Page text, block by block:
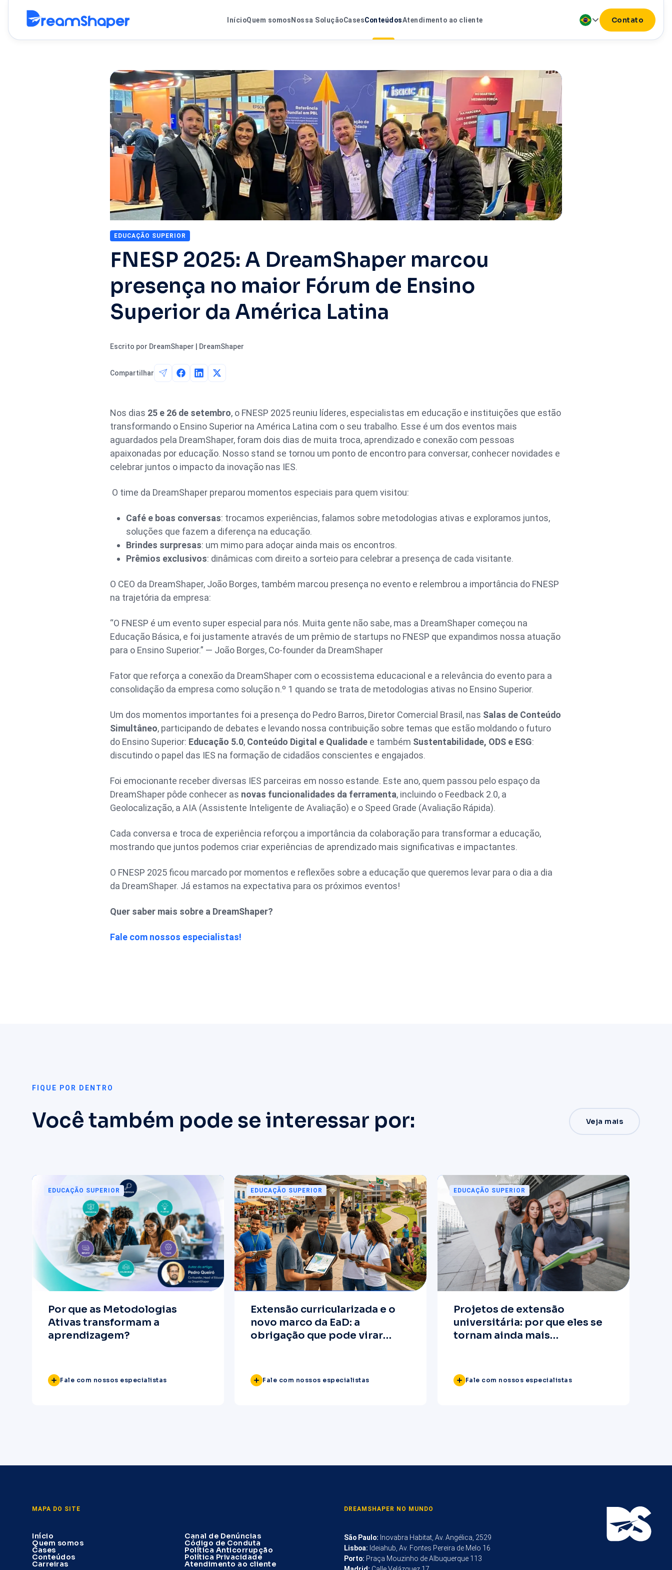
InícioQuem somosNossa SoluçãoCasesConteúdosAtendimento ao cliente Contato
EDUCAÇÃO SUPERIOR
FNESP 2025: A DreamShaper marcou
presença no maior Fórum de Ensino
Superior da América Latina
Escrito por DreamShaper | DreamShaper
Compartilhar
Nos dias 25 e 26 de setembro, o FNESP 2025 reuniu líderes, especialistas em educação e instituições que estão
transformando o Ensino Superior na América Latina com o seu trabalho. Esse é um dos eventos mais
aguardados pela DreamShaper, foram dois dias de muita troca, aprendizado e conexão com pessoas
apaixonadas por educação. Nosso stand se tornou um ponto de encontro para conversar, conhecer novidades e
celebrar juntos o impacto da inovação nas IES.
O time da DreamShaper preparou momentos especiais para quem visitou:
Café e boas conversas: trocamos experiências, falamos sobre metodologias ativas e exploramos juntos,
soluções que fazem a diferença na educação.
Brindes surpresas: um mimo para adoçar ainda mais os encontros.
Prêmios exclusivos: dinâmicas com direito a sorteio para celebrar a presença de cada visitante.
O CEO da DreamShaper, João Borges, também marcou presença no evento e relembrou a importância do FNESP
na trajetória da empresa:
“O FNESP é um evento super especial para nós. Muita gente não sabe, mas a DreamShaper começou na
Educação Básica, e foi justamente através de um prêmio de startups no FNESP que expandimos nossa atuação
para o Ensino Superior.” — João Borges, Co-founder da DreamShaper
Fator que reforça a conexão da DreamShaper com o ecossistema educacional e a relevância do evento para a
consolidação da empresa como solução n.º 1 quando se trata de metodologias ativas no Ensino Superior.
Um dos momentos importantes foi a presença do Pedro Barros, Diretor Comercial Brasil, nas Salas de Conteúdo
Simultâneo, participando de debates e levando nossa contribuição sobre temas que estão moldando o futuro
do Ensino Superior: Educação 5.0, Conteúdo Digital e Qualidade e também Sustentabilidade, ODS e ESG:
discutindo o papel das IES na formação de cidadãos conscientes e engajados.
Foi emocionante receber diversas IES parceiras em nosso estande. Este ano, quem passou pelo espaço da
DreamShaper pôde conhecer as novas funcionalidades da ferramenta, incluindo o Feedback 2.0, a
Geolocalização, a AIA (Assistente Inteligente de Avaliação) e o Speed Grade (Avaliação Rápida).
Cada conversa e troca de experiência reforçou a importância da colaboração para transformar a educação,
mostrando que juntos podemos criar experiências de aprendizado mais significativas e impactantes.
O FNESP 2025 ficou marcado por momentos e reflexões sobre a educação que queremos levar para o dia a dia
da DreamShaper. Já estamos na expectativa para os próximos eventos!
Quer saber mais sobre a DreamShaper?
Fale com nossos especialistas!
FIQUE POR DENTRO
Você também pode se interessar por: Veja mais
EDUCAÇÃO SUPERIOR
Por que as Metodologias
Ativas transformam a
aprendizagem?
Fale com nossos especialistas
EDUCAÇÃO SUPERIOR
Extensão curricularizada e o
novo marco da EaD: a
obrigação que pode virar
Fale com nossos especialistas
EDUCAÇÃO SUPERIOR
Projetos de extensão
universitária: por que eles se
tornam ainda mais
Superior no EaD?
Fale com nossos especialistas
MAPA DO SITE
Início
Quem somos
Cases
Conteúdos
Carreiras
Canal de Denúncias
Código de Conduta
Política Anticorrupção
Política Privacidade
Atendimento ao cliente
DREAMSHAPER NO MUNDO
São Paulo: Inovabra Habitat, Av. Angélica, 2529
Lisboa: Ideiahub, Av. Fontes Pereira de Melo 16
Porto: Praça Mouzinho de Albuquerque 113